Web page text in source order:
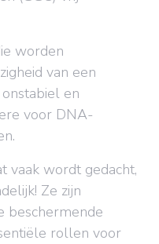
worden
van een
en
voor DNA-
vaak wordt gedacht,
Ze zijn
beschermende
rollen voor